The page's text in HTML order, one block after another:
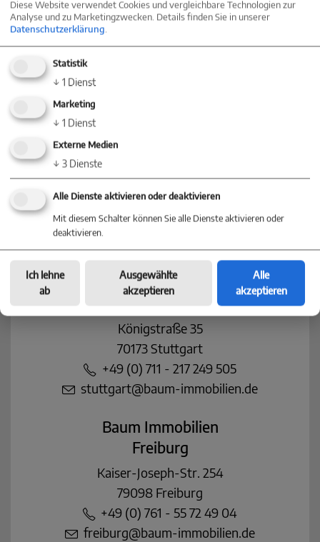
Villinger Straße 91
78054 Villingen-Schwenningen
info@baum-immobilien.de
Baum Immobilien
Markgrafenstraße 30
78467 Konstanz
+49 (0) 75 31 - 28 46 78 0
Baum Immobilien
Stuttgart
Königstraße 35
70173 Stuttgart
+49 (0) 711 - 217 249 505
stuttgart@baum-immobilien.de
Baum Immobilien
Freiburg
Kaiser-Joseph-Str. 254
79098 Freiburg
+49 (0) 761 - 55 72 49 04
freiburg@baum-immobilien.de
Diese Website verwendet Cookies und vergleichbare Technologien zur
Analyse und zu Marketingzwecken. Details finden Sie in unserer
Datenschutzerklärung.
Statistik
↓ 1 Dienst
Marketing
↓ 1 Dienst
Externe Medien
↓ 3 Dienste
Alle Dienste aktivieren oder deaktivieren
Mit diesem Schalter können Sie alle Dienste aktivieren oder
deaktivieren.
Ich lehne
ab
Ausgewählte
akzeptieren
Alle
akzeptieren